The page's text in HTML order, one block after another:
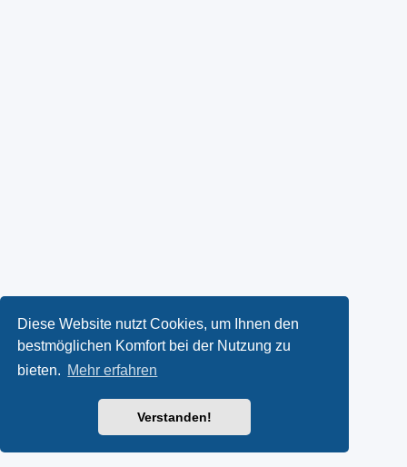
Diese Website nutzt Cookies, um Ihnen den
bestmöglichen Komfort bei der Nutzung zu
bieten. Mehr erfahren
Verstanden!